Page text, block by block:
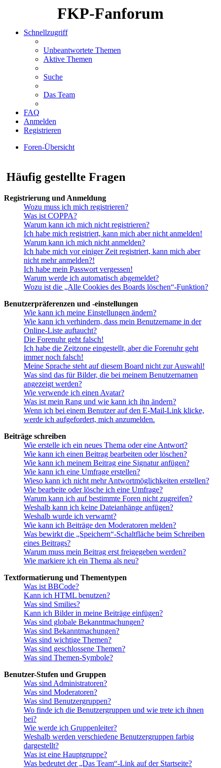
FKP-Fanforum
Schnellzugriff
Unbeantwortete Themen
Aktive Themen
Suche
Das Team
FAQ
Anmelden
Registrieren
Foren-Übersicht
Häufig gestellte Fragen
Registrierung und Anmeldung
Wozu muss ich mich registrieren?
Was ist COPPA?
Warum kann ich mich nicht registrieren?
Ich habe mich registriert, kann mich aber nicht anmelden!
Warum kann ich mich nicht anmelden?
Ich habe mich vor einiger Zeit registriert, kann mich aber
nicht mehr anmelden?!
Ich habe mein Passwort vergessen!
Warum werde ich automatisch abgemeldet?
Wozu ist die „Alle Cookies des Boards löschen“-Funktion?
Benutzerpräferenzen und -einstellungen
Wie kann ich meine Einstellungen ändern?
Wie kann ich verhindern, dass mein Benutzername in der
Online-Liste auftaucht?
Die Forenuhr geht falsch!
Ich habe die Zeitzone eingestellt, aber die Forenuhr geht
immer noch falsch!
Meine Sprache steht auf diesem Board nicht zur Auswahl!
Was sind das für Bilder, die bei meinem Benutzernamen
angezeigt werden?
Wie verwende ich einen Avatar?
Was ist mein Rang und wie kann ich ihn ändern?
Wenn ich bei einem Benutzer auf den E-Mail-Link klicke,
werde ich aufgefordert, mich anzumelden.
Beiträge schreiben
Wie erstelle ich ein neues Thema oder eine Antwort?
Wie kann ich einen Beitrag bearbeiten oder löschen?
Wie kann ich meinem Beitrag eine Signatur anfügen?
Wie kann ich eine Umfrage erstellen?
Wieso kann ich nicht mehr Antwortmöglichkeiten erstellen?
Wie bearbeite oder lösche ich eine Umfrage?
Warum kann ich auf bestimmte Foren nicht zugreifen?
Weshalb kann ich keine Dateianhänge anfügen?
Weshalb wurde ich verwarnt?
Wie kann ich Beiträge den Moderatoren melden?
Was bewirkt die „Speichern“-Schaltfläche beim Schreiben
eines Beitrags?
Warum muss mein Beitrag erst freigegeben werden?
Wie markiere ich ein Thema als neu?
Textformatierung und Thementypen
Was ist BBCode?
Kann ich HTML benutzen?
Was sind Smilies?
Kann ich Bilder in meine Beiträge einfügen?
Was sind globale Bekanntmachungen?
Was sind Bekanntmachungen?
Was sind wichtige Themen?
Was sind geschlossene Themen?
Was sind Themen-Symbole?
Benutzer-Stufen und Gruppen
Was sind Administratoren?
Was sind Moderatoren?
Was sind Benutzergruppen?
Wo finde ich die Benutzergruppen und wie trete ich ihnen
bei?
Wie werde ich Gruppenleiter?
Weshalb werden verschiedene Benutzergruppen farbig
dargestellt?
Was ist eine Hauptgruppe?
Was bedeutet der „Das Team“-Link auf der Startseite?